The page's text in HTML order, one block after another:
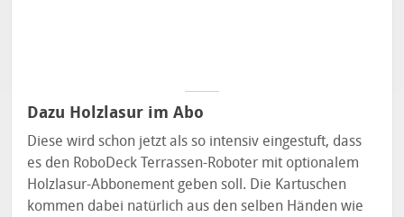
Dazu Holzlasur im Abo
Diese wird schon jetzt als so intensiv eingestuft, dass
es den RoboDeck Terrassen-Roboter mit optionalem
Holzlasur-Abbonement geben soll. Die Kartuschen
kommen dabei natürlich aus den selben Händen wie